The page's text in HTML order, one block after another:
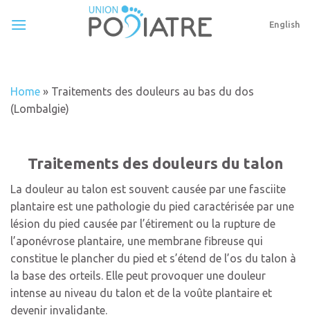
English
Home » Traitements des douleurs au bas du dos
(Lombalgie)
Traitements des douleurs du talon
La douleur au talon est souvent causée par une fasciite
plantaire est une pathologie du pied caractérisée par une
lésion du pied causée par l’étirement ou la rupture de
l’aponévrose plantaire, une membrane fibreuse qui
constitue le plancher du pied et s’étend de l’os du talon à
la base des orteils. Elle peut provoquer une douleur
intense au niveau du talon et de la voûte plantaire et
devenir invalidante.